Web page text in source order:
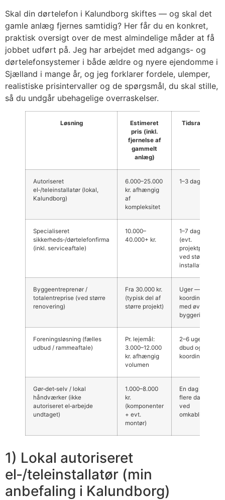
Skal din dørtelefon i Kalundborg skiftes — og skal det
gamle anlæg fjernes samtidig? Her får du en konkret,
praktisk oversigt over de mest almindelige måder at få
jobbet udført på. Jeg har arbejdet med adgangs- og
dørtelefonsystemer i både ældre og nyere ejendomme i
Sjælland i mange år, og jeg forklarer fordele, ulemper,
realistiske prisintervaller og de spørgsmål, du skal stille,
så du undgår ubehagelige overraskelser.
Løsning
Estimeret
pris (inkl.
fjernelse af
gammelt
anlæg)
Tidsramme
Autoriseret
el‑/teleinstallatør (lokal,
Kalundborg)
6.000–25.000
kr. afhængig
af
kompleksitet
1–3 dage
Specialiseret
sikkerheds‑/dørtelefonfirma
(inkl. serviceaftale)
10.000–
40.000+ kr.
1–7 dage
(evt.
projektplan
ved større
installationer)
Byggeentreprenør /
totalentreprise (ved større
renovering)
Fra 30.000 kr.
(typisk del af
større projekt)
Uger —
koordineres
med øvrigt
byggeri
Foreningsløsning (fælles
udbud / rammeaftale)
Pr. lejemål:
3.000–12.000
kr. afhængig
volumen
2–6 uger (u
dbud og
koordinering)
Gør‑det‑selv / lokal
håndværker (ikke
autoriseret el‑arbejde
undtaget)
1.000–8.000
kr.
(komponenter
+ evt.
montør)
En dag —
flere dage
ved
omkabling
1) Lokal autoriseret
el‑/teleinstallatør (min
anbefaling i Kalundborg)